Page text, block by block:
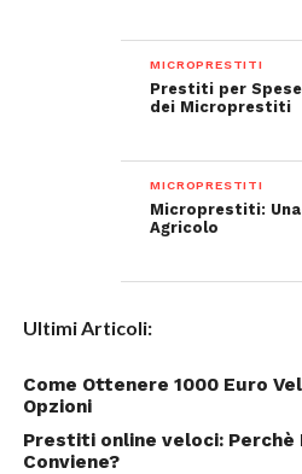
MICROPRESTITI
Prestiti per
dei Microprestiti
MICROPRESTITI
Microprestiti:
Agricolo
Ultimi Articoli:
Come Ottenere 1000 Euro
Opzioni
Prestiti online veloci: Perchè
Conviene?